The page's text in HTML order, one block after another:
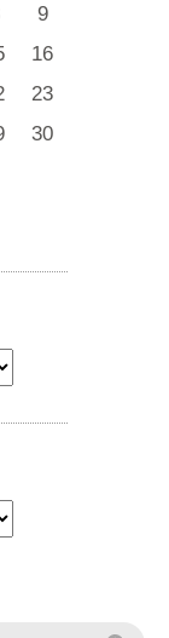
9
16
23
30